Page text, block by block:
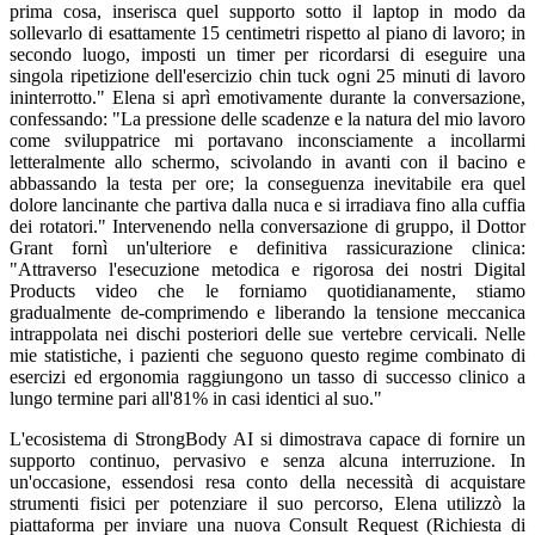
prima cosa, inserisca quel supporto sotto il laptop in modo da
sollevarlo di esattamente 15 centimetri rispetto al piano di lavoro; in
secondo luogo, imposti un timer per ricordarsi di eseguire una
singola ripetizione dell'esercizio chin tuck ogni 25 minuti di lavoro
ininterrotto." Elena si aprì emotivamente durante la conversazione,
confessando: "La pressione delle scadenze e la natura del mio lavoro
come sviluppatrice mi portavano inconsciamente a incollarmi
letteralmente allo schermo, scivolando in avanti con il bacino e
abbassando la testa per ore; la conseguenza inevitabile era quel
dolore lancinante che partiva dalla nuca e si irradiava fino alla cuffia
dei rotatori." Intervenendo nella conversazione di gruppo, il Dottor
Grant fornì un'ulteriore e definitiva rassicurazione clinica:
"Attraverso l'esecuzione metodica e rigorosa dei nostri Digital
Products video che le forniamo quotidianamente, stiamo
gradualmente de-comprimendo e liberando la tensione meccanica
intrappolata nei dischi posteriori delle sue vertebre cervicali. Nelle
mie statistiche, i pazienti che seguono questo regime combinato di
esercizi ed ergonomia raggiungono un tasso di successo clinico a
lungo termine pari all'81% in casi identici al suo."
L'ecosistema di StrongBody AI si dimostrava capace di fornire un
supporto continuo, pervasivo e senza alcuna interruzione. In
un'occasione, essendosi resa conto della necessità di acquistare
strumenti fisici per potenziare il suo percorso, Elena utilizzò la
piattaforma per inviare una nuova Consult Request (Richiesta di